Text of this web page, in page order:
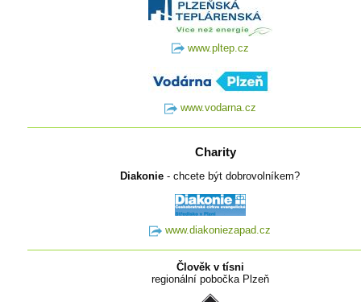
www.pltep.cz
www.vodarna.cz
Charity
Diakonie - chcete být dobrovolníkem?
www.diakoniezapad.cz
Člověk v tísni
regionální pobočka Plzeň